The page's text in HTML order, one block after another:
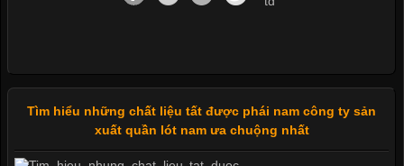
Tìm hiểu những chất liệu tất được phái nam công ty sản
xuất quần lót nam ưa chuộng nhất